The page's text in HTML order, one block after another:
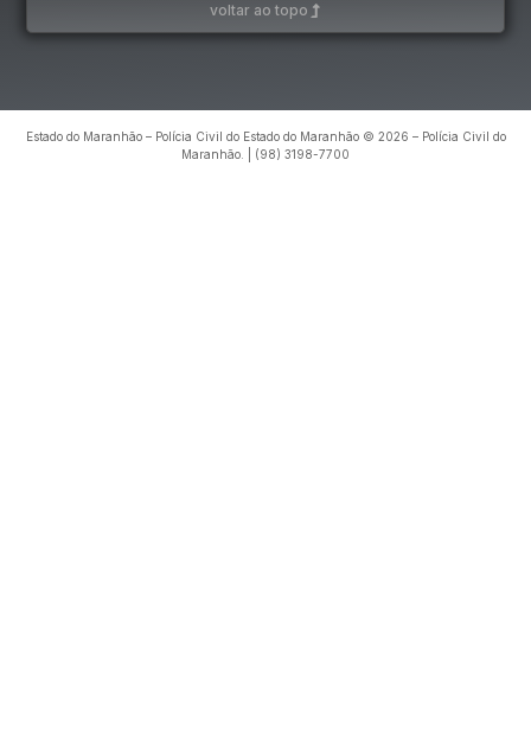
voltar ao topo
Estado do Maranhão – Polícia Civil do Estado do Maranhão © 2026 – Polícia Civil do
Maranhão. | (98) 3198-7700